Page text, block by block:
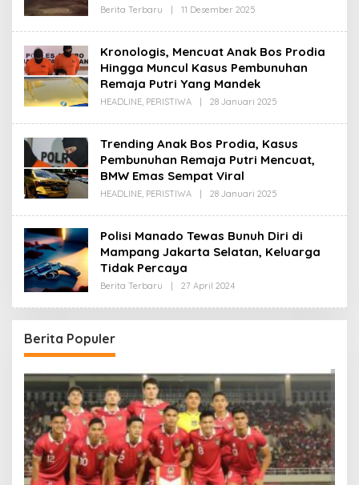
Berita Terbaru 11 Desember 2025
Kronologis, Mencuat Anak Bos Prodia
Hingga Muncul Kasus Pembunuhan
Remaja Putri Yang Mandek
HEADLINE, PERISTIWA 28 Januari 2025
Trending Anak Bos Prodia, Kasus
Pembunuhan Remaja Putri Mencuat,
BMW Emas Sempat Viral
HEADLINE, PERISTIWA 28 Januari 2025
Polisi Manado Tewas Bunuh Diri di
Mampang Jakarta Selatan, Keluarga
Tidak Percaya
Berita Terbaru 27 April 2024Oleh
Berita Populer